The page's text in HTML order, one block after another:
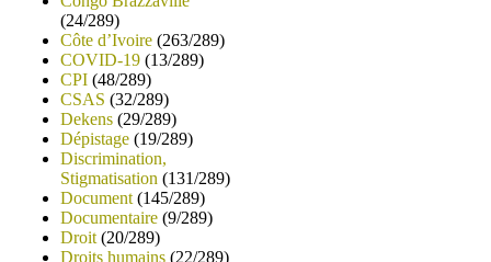
(24/289)
Côte d’Ivoire (263/289)
COVID-19 (13/289)
CPI (48/289)
CSAS (32/289)
Dekens (29/289)
Dépistage (19/289)
Discrimination,
Stigmatisation (131/289)
Document (145/289)
Documentaire (9/289)
Droit (20/289)
Droits humains (22/289)